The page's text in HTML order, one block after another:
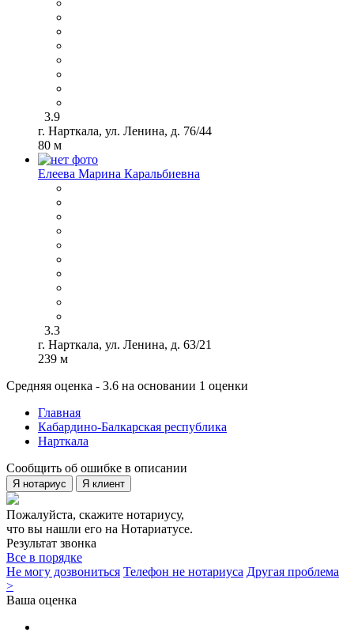
3.9
г. Нарткала, ул. Ленина, д. 76/44
80 м
Елеева Марина Каральбиевна
3.3
г. Нарткала, ул. Ленина, д. 63/21
239 м
Средняя оценка - 3.6 на основании 1 оценки
Главная
Кабардино-Балкарская республика
Нарткала
Сообщить об ошибке в описании
Я нотариус Я клиент
Пожалуйста, скажите нотариусу,
что вы нашли его на Нотариатусе.
Результат звонка
Все в порядке
Не могу дозвониться Телефон не нотариуса Другая проблема
>
Ваша оценка